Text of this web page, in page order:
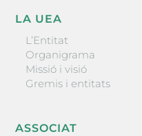
LA UEA
L’Entitat
Organigrama
Missió i visió
Gremis i entitats
ASSOCIAT